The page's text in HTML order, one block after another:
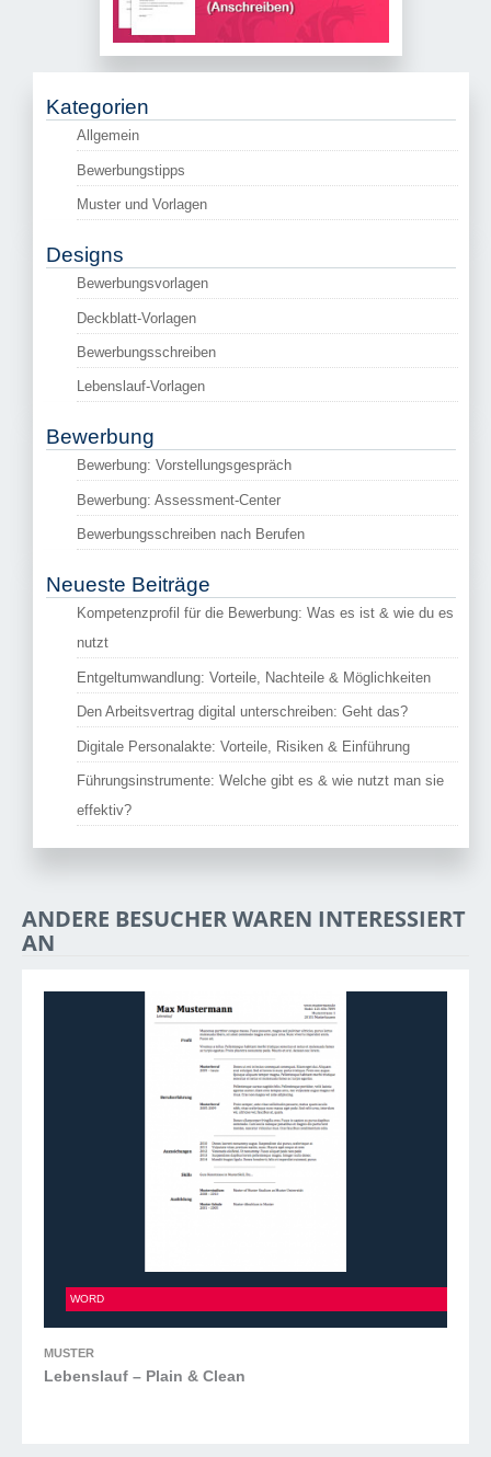
Kategorien
Allgemein
Bewerbungstipps
Muster und Vorlagen
Designs
Bewerbungsvorlagen
Deckblatt-Vorlagen
Bewerbungsschreiben
Lebenslauf-Vorlagen
Bewerbung
Bewerbung: Vorstellungsgespräch
Bewerbung: Assessment-Center
Bewerbungsschreiben nach Berufen
Neueste Beiträge
Kompetenzprofil für die Bewerbung: Was es ist & wie du es
nutzt
Entgeltumwandlung: Vorteile, Nachteile & Möglichkeiten
Den Arbeitsvertrag digital unterschreiben: Geht das?
Digitale Personalakte: Vorteile, Risiken & Einführung
Führungsinstrumente: Welche gibt es & wie nutzt man sie
effektiv?
ANDERE BESUCHER WAREN INTERESSIERT
AN
Lebenslauf – Plain & Clean